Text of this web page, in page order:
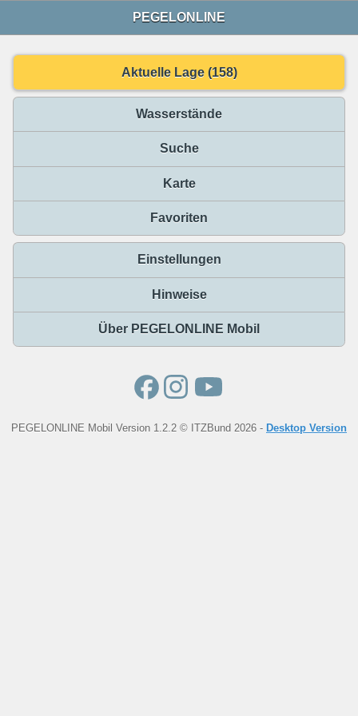
PEGELONLINE
Aktuelle Lage (158)
Wasserstände
Suche
Karte
Favoriten
Einstellungen
Hinweise
Über PEGELONLINE Mobil
PEGELONLINE Mobil Version 1.2.2 © ITZBund 2026 - Desktop Version